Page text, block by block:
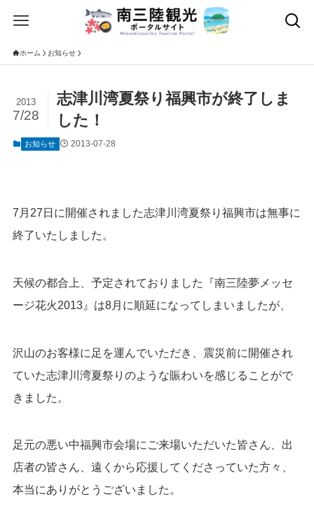
ホーム お知らせ
志津川湾夏祭り福興市が終了しま
した！
2013
7/28
お知らせ 2013-07-28
7月27日に開催されました志津川湾夏祭り福興市は無事に
終了いたしました。
天候の都合上、予定されておりました『南三陸夢メッセ
ージ花火2013』は8月に順延になってしまいましたが、
沢山のお客様に足を運んでいただき、震災前に開催され
ていた志津川湾夏祭りのような賑わいを感じることがで
きました。
足元の悪い中福興市会場にご来場いただいた皆さん、出
店者の皆さん、遠くから応援してくださっていた方々、
本当にありがとうございました。